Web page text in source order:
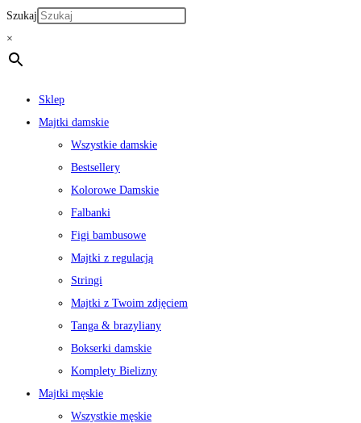
Szukaj
×
Sklep
Majtki damskie
Wszystkie damskie
Bestsellery
Kolorowe Damskie
Falbanki
Figi bambusowe
Majtki z regulacją
Stringi
Majtki z Twoim zdjęciem
Tanga & brazyliany
Bokserki damskie
Komplety Bielizny
Majtki męskie
Wszystkie męskie